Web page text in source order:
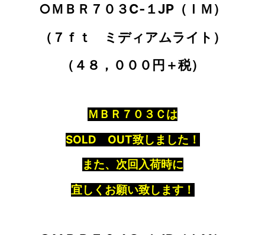
○ＭＢＲ７０３C‐１JP（ＩＭ）
（７ｆｔ ミディアムライト）
（４８，０００円＋税）
ＭＢＲ７０３Ｃは
SOLD OUT致しました！
また、次回入荷時に
宜しくお願い致します！